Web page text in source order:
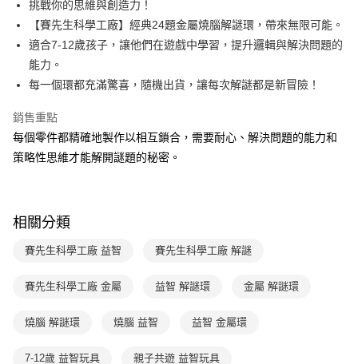
流程，驗證手機門號後，選擇欲分期的期數、繳款截止日，確認付款後即完
成交易。
3.實際核准額度、可分期數及費用金額請依後續交易確認頁面所載為準。
4.訂單成立30分鐘內，如未前往確認交易或遇審核未通過，訂單將自動取
消。如遇「轉專審核」未通過狀況，表示未達大哥付你分期系統評分，恕無
法說明評估內容。
1.分期款項不併入電信帳單，「大哥付你分期」於每月結算日後寄送繳費提
2.透過簡訊連結打開帳單後，可選擇「超商條碼／台灣大直營門市／銀行轉
帳／街口支付／iPASS MONEY」等通路繳費。
用戶於交易時，得透過本服務購買商品或服務，並由商店將買賣／分期付款
買賣價金債權讓與本公司後，依約使用本公司帳單繳交帳款。
2.基於同意付款使用「大哥付你分期」之契約關係目的，商店將以您的個人
資料（包含姓名、電話或地址）提供予台灣大哥大進項蒐集、處理及利用，
3.完整用戶服務條款，請詳閱以下連結：https://oppay.tw/userRule
【關於「AFTEE先享後付」】
便利好安心！
１．簡單：不需註冊會員、不需綁卡、不需儲值。
２．便利：只要手機號碼，簡訊認證，即可結帳。
３．安心：先確認商品／服務後，再付款。
【「AFTEE先享後付」結帳流程】
１．於結帳方式選擇「AFTEE先享後付」後，將跳轉至「AFTEE先享後付」
結帳頁面，進行簡訊認證並確認金額後，即可完成結帳。
２．訂單成立數日內，您將收到繳費通知簡訊。
購買商品的店家。未經商家同意取消之訂單仍視為有效，需透過AFTEE先享
※ 交易是否成功請以「AFTEE先享後付 」之結帳頁面顯示為準，若有關於
客戶支援中心」
https://netprotections.freshdesk.com/support/home
１．透過由恩沛科技股份有限公司提供之「AFTEE先享後付」服務完成之交
權轉讓予恩沛科技股份有限公司。
ATM付款
運送方式
每筆NT$70，滿NT$499(含以上)免運費
每筆NT$70，滿NT$800(含以上)免運費
離島宅配（澎湖、金門、馬祖、小琉球；不適用於郵局i郵箱）
挑戰你的思維與創造力！
【賽先生科學工廠】經典24題金屬燒腦解謎環，帶來無限可能。
適合7-12歲孩子，讓他們在遊戲中學習，提升邏輯與解決問題的
能力。
每一個環都充滿驚喜，隨機出貨，讓每次解謎都是新冒險！
銷售重點
每個零件都精確地製作以相互鎖合，需要耐心、解決問題的能力和
策略性思維才能解開謎題的秘密。
相關分類
賽先生科學工廠 益智 賽先生科學工廠 解謎
賽先生科學工廠 金屬 益智 解謎環 金屬 解謎環
燒腦 解謎環 燒腦 益智 益智 金屬環
7-12歲 益智玩具 親子共遊 益智玩具